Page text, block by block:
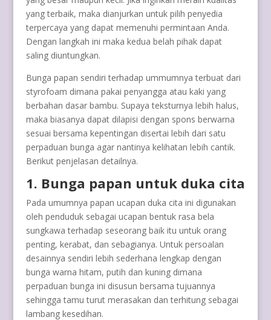
yang terbaik, maka dianjurkan untuk pilih penyedia
terpercaya yang dapat memenuhi permintaan Anda.
Dengan langkah ini maka kedua belah pihak dapat
saling diuntungkan.
Bunga papan sendiri terhadap ummumnya terbuat dari
styrofoam dimana pakai penyangga atau kaki yang
berbahan dasar bambu. Supaya teksturnya lebih halus,
maka biasanya dapat dilapisi dengan spons berwarna
sesuai bersama kepentingan disertai lebih dari satu
perpaduan bunga agar nantinya kelihatan lebih cantik.
Berikut penjelasan detailnya.
1. Bunga papan untuk duka cita
Pada umumnya papan ucapan duka cita ini digunakan
oleh penduduk sebagai ucapan bentuk rasa bela
sungkawa terhadap seseorang baik itu untuk orang
penting, kerabat, dan sebagianya. Untuk persoalan
desainnya sendiri lebih sederhana lengkap dengan
bunga warna hitam, putih dan kuning dimana
perpaduan bunga ini disusun bersama tujuannya
sehingga tamu turut merasakan dan terhitung sebagai
lambang kesedihan.